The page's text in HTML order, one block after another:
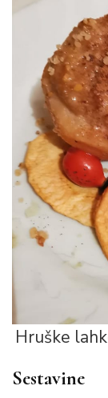
Hruške
Sestavine